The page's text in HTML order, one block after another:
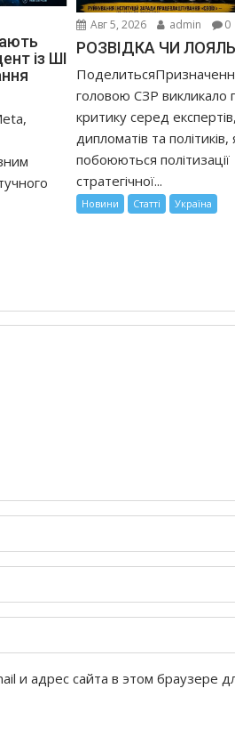
із ШІ
Авг 5, 2026 admin 0
РОЗВІДКА ЧИ
головою СЗР викликало
критику серед експертів,
дипломатів та політиків,
побоюються політизації
стратегічної...
Новини Статті Україна
и адрес сайта в этом браузере